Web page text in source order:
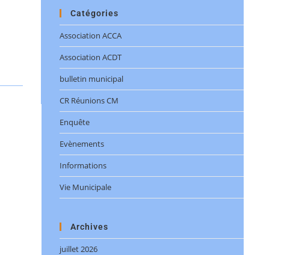
Catégories
Association ACCA
Association ACDT
bulletin municipal
CR Réunions CM
Enquête
Evènements
Informations
Vie Municipale
Archives
juillet 2026